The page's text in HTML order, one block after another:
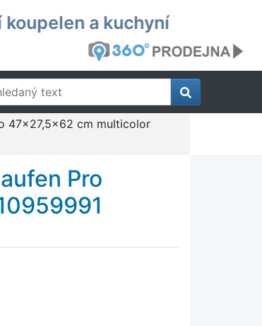
a kuchyní
47x27,5x62 cm multicolor
Pro